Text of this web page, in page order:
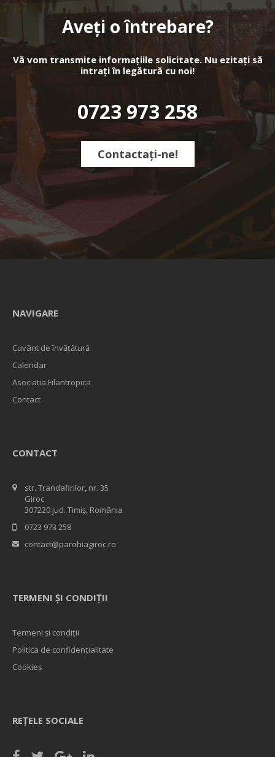
Aveți o întrebare?
Vă vom transmite informațiile solicitate. Nu ezitați să
intrați în legătură cu noi!
0723 973 258
Contactați-ne!
NAVIGARE
Cuvânt de învățătură
Calendar
Asociatia Filantropica
Contact
CONTACT
str. Trandafirilor, nr. 35
Giroc
307220 jud. Timiș, România
0723 973 258
contact@parohiagiroc.ro
TERMENI ȘI CONDIȚII
Termeni și condiții
Politica de confidențialitate
Cookies
REȚELE SOCIALE